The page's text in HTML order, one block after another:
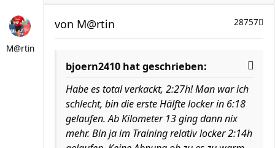
M@rtin
28757
von M@rtin
bjoern2410 hat geschrieben:
Habe es total verkackt, 2:27h! Man war ich
schlecht, bin die erste Hälfte locker in 6:18
gelaufen. Ab Kilometer 13 ging dann nix
mehr. Bin ja im Training relativ locker 2:14h